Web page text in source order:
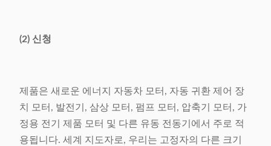
(2) 신청
제품은 새로운 에너지 자동차 모터, 자동 귀환 제어 장
치 모터, 발전기, 삼상 모터, 펌프 모터, 압축기 모터, 가
정용 전기 제품 모터 및 다른 유동 전동기에서 주로 적
용됩니다. 세계 지도자로, 우리는 고정자의 다른 크기